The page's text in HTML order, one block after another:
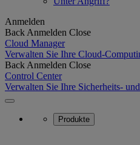
Anmelden
Back Anmelden Close
Cloud Manager
Verwalten Sie Ihre Cloud-
Back Anmelden Close
Control Center
Verwalten Sie Ihre Sicherheits-
Produkte